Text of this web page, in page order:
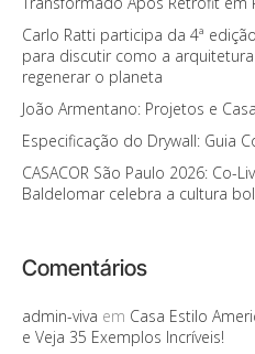
Carlo Ratti participa da 4ª
para discutir como a
regenerar o planeta
João Armentano: Projetos e
Especificação do Drywall: Guia
CASACOR São Paulo 2026: Co-
Baldelomar celebra a cultura
Comentários
admin-viva em Casa Estilo
e Veja 35 Exemplos Incríveis!